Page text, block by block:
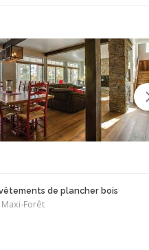
de plancher bois
Maxi-Forêt